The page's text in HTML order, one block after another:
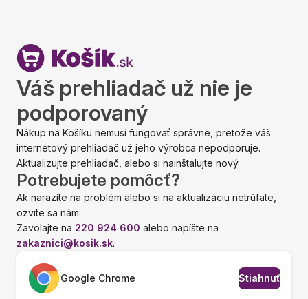
Váš prehliadač už nie je
podporovaný
Nákup na Košíku nemusí fungovať správne, pretože váš
internetový prehliadač už jeho výrobca nepodporuje.
Aktualizujte prehliadač, alebo si nainštalujte nový.
Potrebujete pomôcť?
Ak narazíte na problém alebo si na aktualizáciu netrúfate,
ozvite sa nám.
Zavolajte na 220 924 600 alebo napíšte na
zakaznici@kosik.sk.
Google Chrome Stiahnuť